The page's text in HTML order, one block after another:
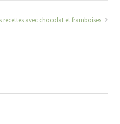
recettes avec chocolat et framboises